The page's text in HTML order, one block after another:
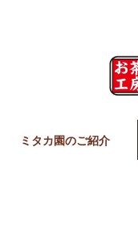
ミタカ園のご紹介